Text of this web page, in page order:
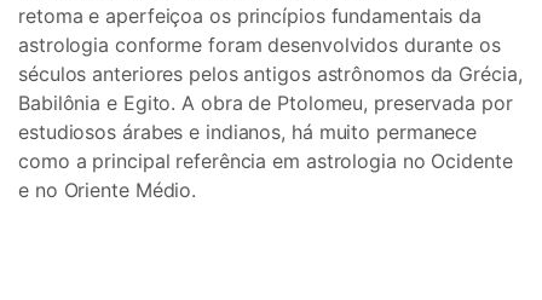
retoma e aperfeiçoa os princípios fundamentais da
astrologia conforme foram desenvolvidos durante os
séculos anteriores pelos antigos astrônomos da Grécia,
Babilônia e Egito. A obra de Ptolomeu, preservada por
estudiosos árabes e indianos, há muito permanece
como a principal referência em astrologia no Ocidente
e no Oriente Médio.